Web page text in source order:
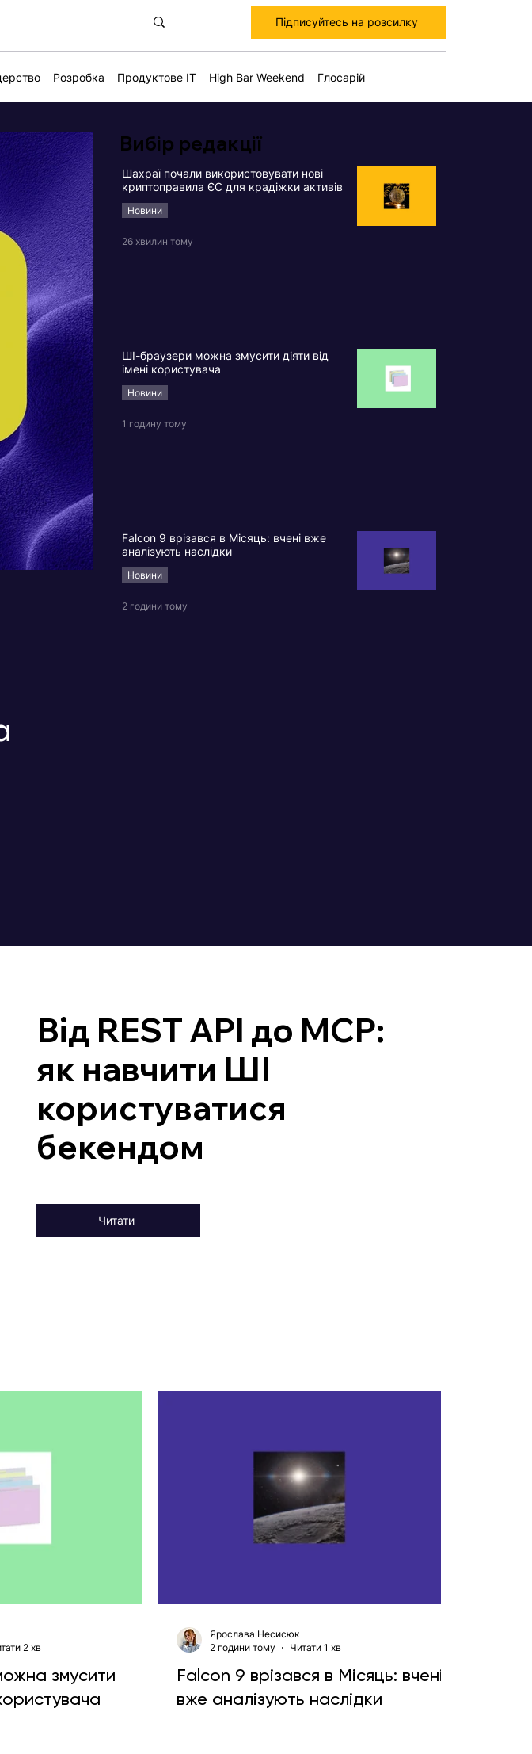
Підписуйтесь на розсилку
Розробка Продуктове IT High Bar Weekend Глосарій
Від REST API до MCP:
як навчити ШІ
користуватися
бекендом
Читати
змусити
2 хв
Falcon 9 врізався в Місяць: вчені
вже аналізують наслідки
Ярослава Несисюк
2 години тому
Читати 1 хв
Вибір редакції
Шахраї почали використовувати нові
криптоправила ЄС для крадіжки активів
Новини
26 хвилин тому
ШІ-браузери можна змусити діяти від
імені користувача
Новини
1 годину тому
Falcon 9 врізався в Місяць: вчені вже
аналізують наслідки
Новини
2 години тому